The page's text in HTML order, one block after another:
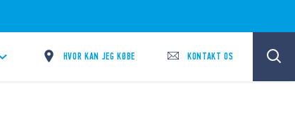
HVOR KAN JEG KØBE KONTAKT OS